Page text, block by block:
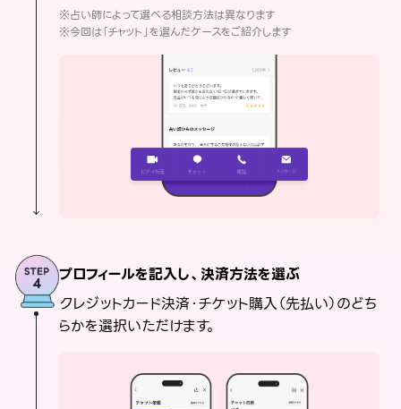
※占い師によって選べる相談方法は異なります
※今回は「チャット」を選んだケースをご紹介します
プロフィールを記入し、決済方法を選ぶ
クレジットカード決済・チケット購入（先払い）のどち
らかを選択いただけます。